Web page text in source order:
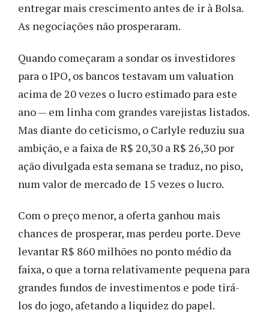
entregar mais crescimento antes de ir à Bolsa.
As negociações não prosperaram.
Quando começaram a sondar os investidores
para o IPO, os bancos testavam um valuation
acima de 20 vezes o lucro estimado para este
ano— em linha com grandes varejistas listados.
Mas diante do ceticismo, o Carlyle reduziu sua
ambição, e a faixa de R$ 20,30 a R$ 26,30 por
ação divulgada esta semana se traduz, no piso,
num valor de mercado de 15 vezes o lucro.
Com o preço menor, a oferta ganhou mais
chances de prosperar, mas perdeu porte. Deve
levantar R$ 860 milhões no ponto médio da
faixa, o que a torna relativamente pequena para
grandes fundos de investimentos e pode tirá-
los do jogo, afetando a liquidez do papel.